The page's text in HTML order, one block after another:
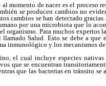
momento de nacer es el proceso
se producen cambios no
cambios se han detectado
por una microbiota que lo
Para muchos expertos
Salud. Esto se debe a
inmunológico y los mecanismos
el cual incluye especies
que se encuentran
que las bacterias en tránsito se